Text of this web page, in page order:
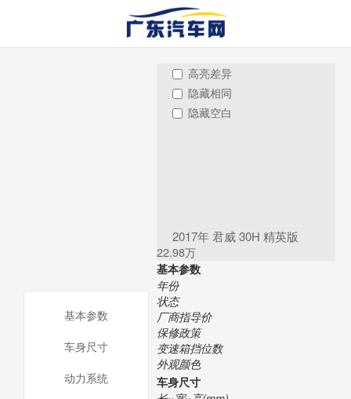
高亮差异
隐藏相同
隐藏空白
2017年 君威 30H 精英版
22.98万
基本参数
年份
状态
厂商指导价
保修政策
变速箱挡位数
外观颜色
车身尺寸
基本参数
车身尺寸
动力系统